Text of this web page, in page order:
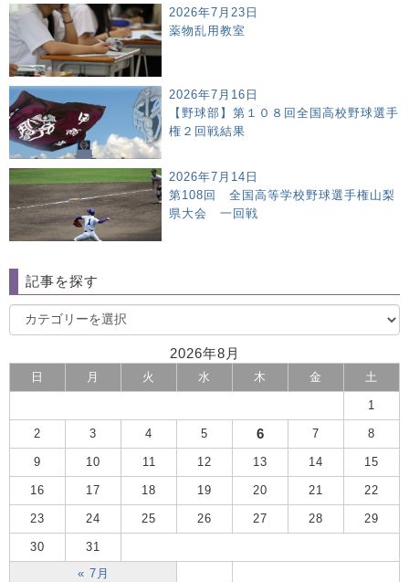
2026年7月23日
薬物乱用教室
2026年7月16日
【野球部】第１０８回全国高校野球選手
権２回戦結果
2026年7月14日
第108回 全国高等学校野球選手権山梨
県大会 一回戦
記事を探す
2026年8月
日 月 火 水 木 金 土
« 7月
1
2 3 4 5 6 7 8
9 10 11 12 13 14 15
16 17 18 19 20 21 22
23 24 25 26 27 28 29
30 31